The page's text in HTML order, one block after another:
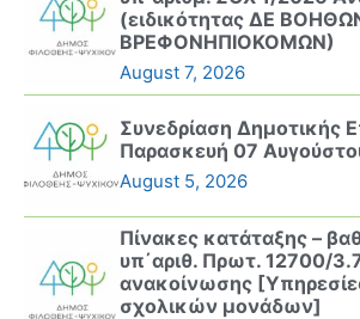
(ειδικότητας ΔΕ
ΒΡΕΦΟΝΗΠΙΟΚΟΜΩΝ)
August 7, 2026
Συνεδρίαση Δημοτικής
Παρασκευή 07
August 5, 2026
Πίνακες κατάταξης –
υπ΄αριθ. Πρωτ. 12700/
ανακοίνωσης
σχολικών μονάδων]